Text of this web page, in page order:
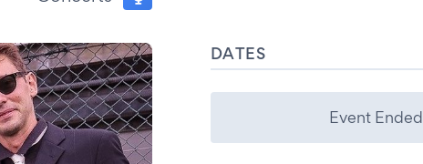
DATES
Event Ended